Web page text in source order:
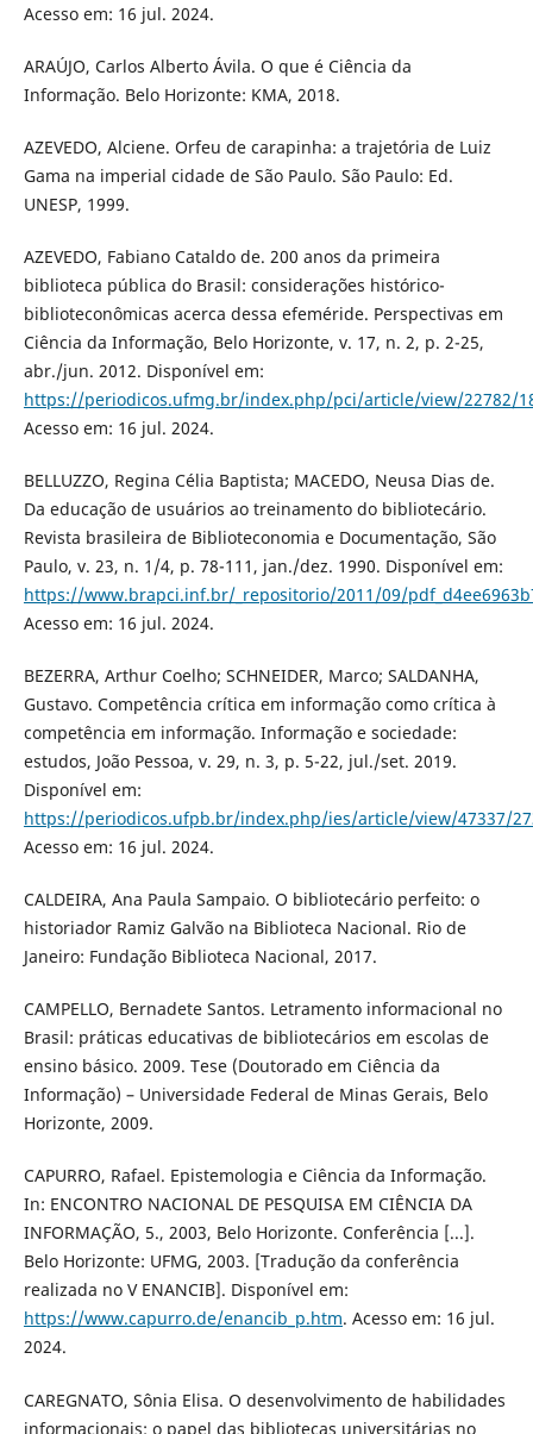
Acesso em: 16 jul. 2024.
ARAÚJO, Carlos Alberto Ávila. O que é Ciência da
Informação. Belo Horizonte: KMA, 2018.
AZEVEDO, Alciene. Orfeu de carapinha: a trajetória de Luiz
Gama na imperial cidade de São Paulo. São Paulo: Ed.
UNESP, 1999.
AZEVEDO, Fabiano Cataldo de. 200 anos da primeira
biblioteca pública do Brasil: considerações histórico-
biblioteconômicas acerca dessa efeméride. Perspectivas em
Ciência da Informação, Belo Horizonte, v. 17, n. 2, p. 2-25,
abr./jun. 2012. Disponível em:
https://periodicos.ufmg.br/index.php/pci/article/view/22782/
Acesso em: 16 jul. 2024.
BELLUZZO, Regina Célia Baptista; MACEDO, Neusa Dias de.
Da educação de usuários ao treinamento do bibliotecário.
Revista brasileira de Biblioteconomia e Documentação, São
Paulo, v. 23, n. 1/4, p. 78-111, jan./dez. 1990. Disponível em:
https://www.brapci.inf.br/_repositorio/2011/09/
Acesso em: 16 jul. 2024.
BEZERRA, Arthur Coelho; SCHNEIDER, Marco; SALDANHA,
Gustavo. Competência crítica em informação como crítica à
competência em informação. Informação e sociedade:
estudos, João Pessoa, v. 29, n. 3, p. 5-22, jul./set. 2019.
Disponível em:
https://periodicos.ufpb.br/index.php/ies/article/view/47337/
Acesso em: 16 jul. 2024.
CALDEIRA, Ana Paula Sampaio. O bibliotecário perfeito: o
historiador Ramiz Galvão na Biblioteca Nacional. Rio de
Janeiro: Fundação Biblioteca Nacional, 2017.
CAMPELLO, Bernadete Santos. Letramento informacional no
Brasil: práticas educativas de bibliotecários em escolas de
ensino básico. 2009. Tese (Doutorado em Ciência da
Informação) – Universidade Federal de Minas Gerais, Belo
Horizonte, 2009.
CAPURRO, Rafael. Epistemologia e Ciência da Informação.
In: ENCONTRO NACIONAL DE PESQUISA EM CIÊNCIA DA
INFORMAÇÃO, 5., 2003, Belo Horizonte. Conferência [...].
Belo Horizonte: UFMG, 2003. [Tradução da conferência
realizada no V ENANCIB]. Disponível em:
https://www.capurro.de/enancib_p.htm. Acesso em: 16 jul.
2024.
CAREGNATO, Sônia Elisa. O desenvolvimento de habilidades
informacionais: o papel das bibliotecas universitárias no